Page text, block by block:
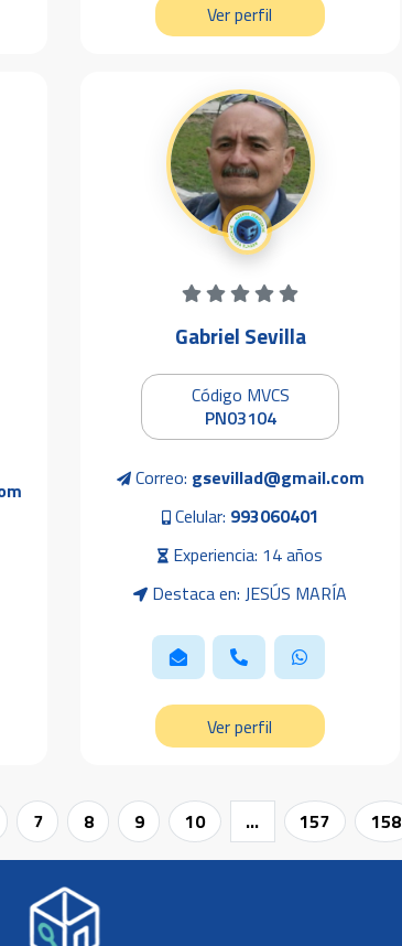
Ver perfil
Gabriel Sevilla
Código MVCS
PN03104
Correo: gsevillad@gmail.com
Celular: 993060401
Experiencia: 14 años
Destaca en: JESÚS MARÍA
Ver perfil
7 8 9 10 ... 157 158